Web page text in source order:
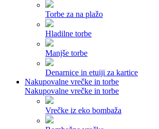
Torbe za na plažo
Hladilne torbe
Manjše torbe
Denarnice in etuiji za kartice
Nakupovalne vrečke in torbe
Nakupovalne vrečke in torbe
Vrečke iz eko bombaža